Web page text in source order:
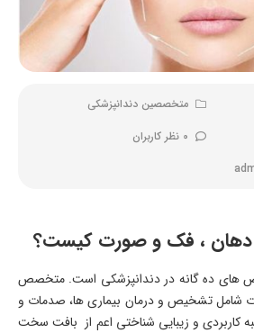
متخصصین دندانپزشکی
0 نظر کاربران
، فک و صورت کیست؟
ده گانه در دندانپزشکی است. متخصص
تشخیص و درمان بیماری ها، صدمات و
کاربردی و زیبایی شناختی اعم از بافت سخت